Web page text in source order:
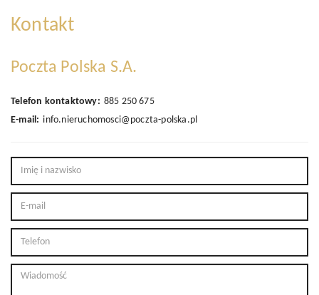
Kontakt
Poczta Polska S.A.
Telefon kontaktowy: 885 250 675
E-mail: info.nieruchomosci@poczta-polska.pl